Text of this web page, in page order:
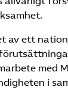
av ett
med
i